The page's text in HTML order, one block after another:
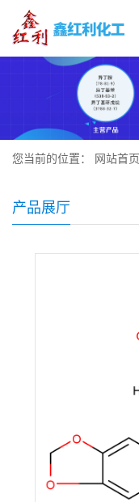
您当前的位置： 网站首页
产品展厅